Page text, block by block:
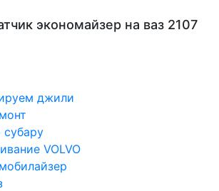
экономайзер на ваз 2107
джили
субару
VOLVO